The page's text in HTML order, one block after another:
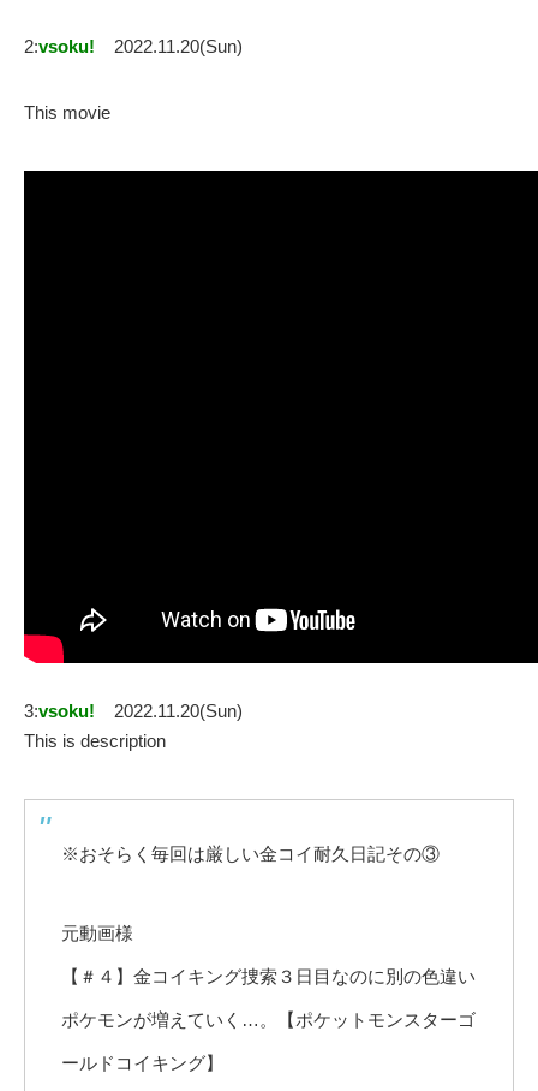
2:vsoku! 2022.11.20(Sun)
This movie
3:vsoku!
2022.11.20(Sun)
This is description
※おそらく毎回は厳しい金コイ耐久日記その③
元動画様
【＃４】金コイキング捜索３日目なのに別の色違い
ポケモンが増えていく…。【ポケットモンスターゴ
ールドコイキング】